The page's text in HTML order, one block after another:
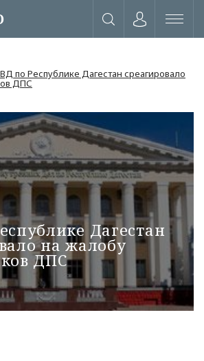
через соц. сети
по Республике Дагестан среагировало
ДПС
Дагестан
на жалобу
ДПС